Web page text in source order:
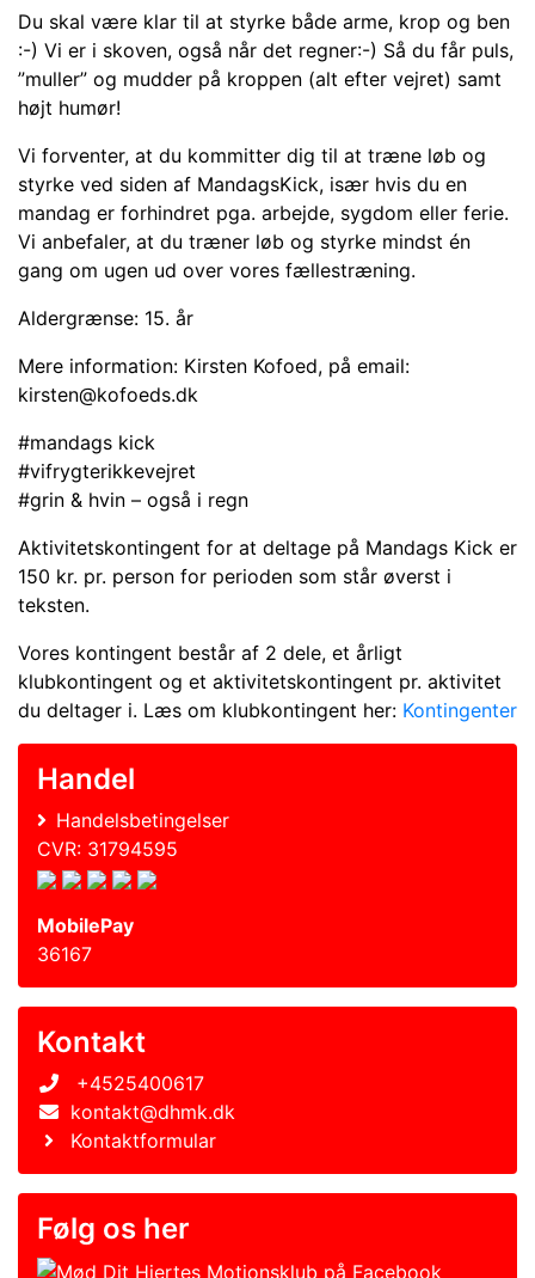
Du skal være klar til at styrke både arme, krop og ben
:-) Vi er i skoven, også når det regner:-) Så du får puls,
”muller” og mudder på kroppen (alt efter vejret) samt
højt humør!
Vi forventer, at du kommitter dig til at træne løb og
styrke ved siden af MandagsKick, især hvis du en
mandag er forhindret pga. arbejde, sygdom eller ferie.
Vi anbefaler, at du træner løb og styrke mindst én
gang om ugen ud over vores fællestræning.
Aldergrænse: 15. år
Mere information: Kirsten Kofoed, på email:
kirsten@kofoeds.dk
#mandags kick
#vifrygterikkevejret
#grin & hvin – også i regn
Aktivitetskontingent for at deltage på Mandags Kick er
150 kr. pr. person for perioden som står øverst i
teksten.
Vores kontingent består af 2 dele, et årligt
klubkontingent og et aktivitetskontingent pr. aktivitet
du deltager i. Læs om klubkontingent her: Kontingenter
Handel
Handelsbetingelser
CVR: 31794595
MobilePay
36167
Kontakt
+4525400617
kontakt@dhmk.dk
Kontaktformular
Følg os her